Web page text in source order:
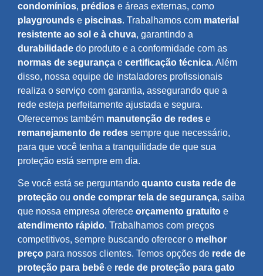
condomínios, prédios e áreas externas, como
playgrounds e piscinas. Trabalhamos com material
resistente ao sol e à chuva, garantindo a
durabilidade do produto e a conformidade com as
normas de segurança e certificação técnica. Além
disso, nossa equipe de instaladores profissionais
realiza o serviço com garantia, assegurando que a
rede esteja perfeitamente ajustada e segura.
Oferecemos também manutenção de redes e
remanejamento de redes sempre que necessário,
para que você tenha a tranquilidade de que sua
proteção está sempre em dia.
Se você está se perguntando quanto custa rede de
proteção ou onde comprar tela de segurança, saiba
que nossa empresa oferece orçamento gratuito e
atendimento rápido. Trabalhamos com preços
competitivos, sempre buscando oferecer o melhor
preço para nossos clientes. Temos opções de rede de
proteção para bebê e rede de proteção para gato